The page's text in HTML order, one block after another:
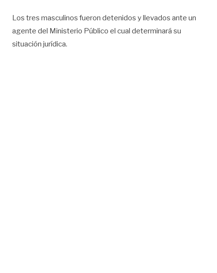
Los tres masculinos fueron detenidos y llevados ante un
agente del Ministerio Público el cual determinará su
situación jurídica.